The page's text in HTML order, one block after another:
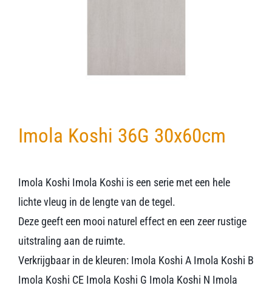
Imola Koshi 36G 30x60cm
Imola Koshi Imola Koshi is een serie met een hele
lichte vleug in de lengte van de tegel.
Deze geeft een mooi naturel effect en een zeer rustige
uitstraling aan de ruimte.
Verkrijgbaar in de kleuren: Imola Koshi A Imola Koshi B
Imola Koshi CE Imola Koshi G Imola Koshi N Imola